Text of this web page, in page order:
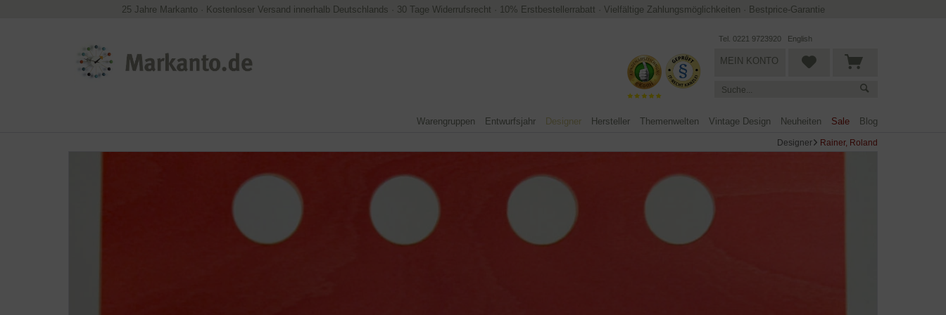
25 Jahre Markanto · Kostenloser Versand innerhalb Deutschlands · 30 Tage Widerrufsrecht · 10% Erstbestellerrabatt · Vielfältige Zahlungsmöglichkeiten · Bestprice-Garantie
Tel. 0221 9723920 English
MEIN KONTO
Warengruppen Entwurfsjahr Designer Hersteller Themenwelten Vintage Design Neuheiten Sale Blog
Designer Rainer, Roland